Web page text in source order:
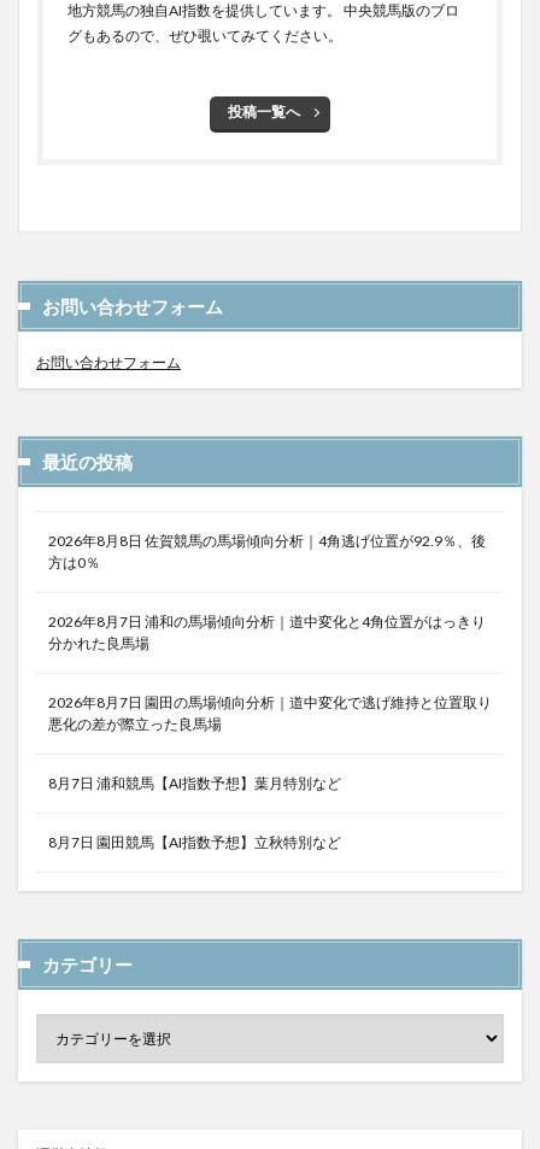
地方競馬の独自AI指数を提供しています。 中央競馬版のブロ
グもあるので、ぜひ覗いてみてください。
投稿一覧へ
お問い合わせフォーム
お問い合わせフォーム
最近の投稿
2026年8月8日 佐賀競馬の馬場傾向分析｜4角逃げ位置が92.9％、後
方は0％
2026年8月7日 浦和の馬場傾向分析｜道中変化と4角位置がはっきり
分かれた良馬場
2026年8月7日 園田の馬場傾向分析｜道中変化で逃げ維持と位置取り
悪化の差が際立った良馬場
8月7日 浦和競馬【AI指数予想】葉月特別など
8月7日 園田競馬【AI指数予想】立秋特別など
カテゴリー